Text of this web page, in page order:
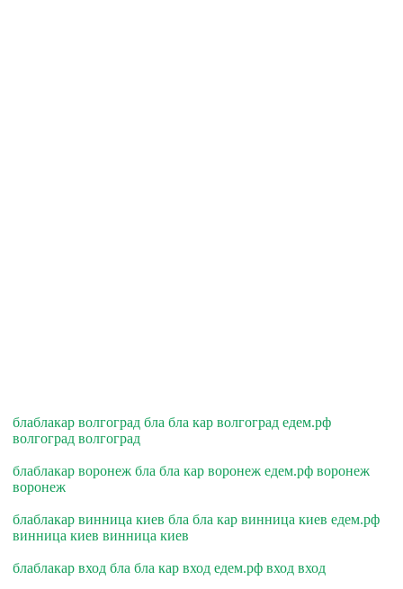
блаблакар волгоград бла бла кар волгоград едем.рф
волгоград волгоград
блаблакар воронеж бла бла кар воронеж едем.рф воронеж
воронеж
блаблакар винница киев бла бла кар винница киев едем.рф
винница киев винница киев
блаблакар вход бла бла кар вход едем.рф вход вход